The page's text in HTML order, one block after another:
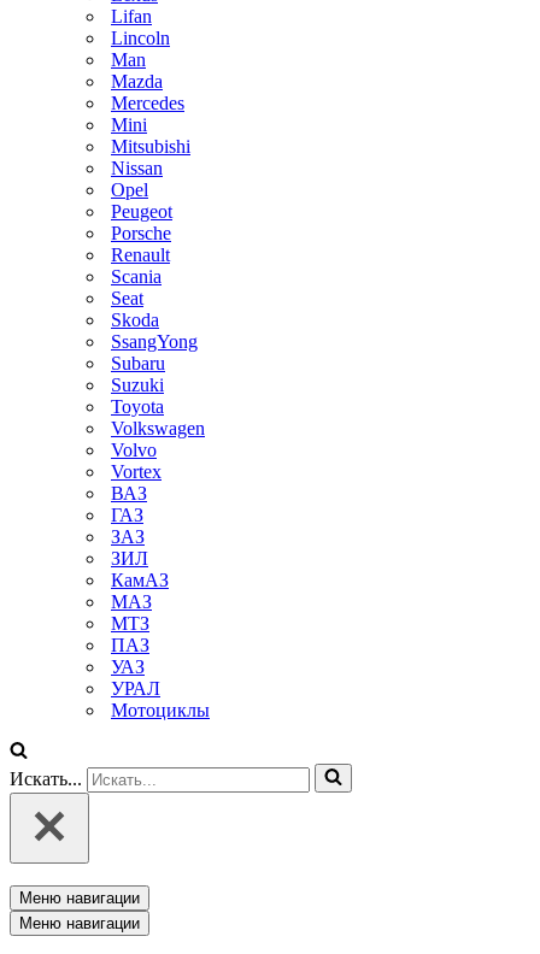
Lifan
Lincoln
Man
Mazda
Mercedes
Mini
Mitsubishi
Nissan
Opel
Peugeot
Porsche
Renault
Scania
Seat
Skoda
SsangYong
Subaru
Suzuki
Toyota
Volkswagen
Volvo
Vortex
ВАЗ
ГАЗ
ЗАЗ
ЗИЛ
КамАЗ
МАЗ
МТЗ
ПАЗ
УАЗ
УРАЛ
Мотоциклы
Искать...
Меню навигации
Меню навигации